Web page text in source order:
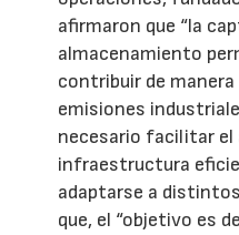
afirmaron que “la
almacenamiento
contribuir de
emisiones
necesario facilitar el
infraestructura
adaptarse a
que, el “objetivo es